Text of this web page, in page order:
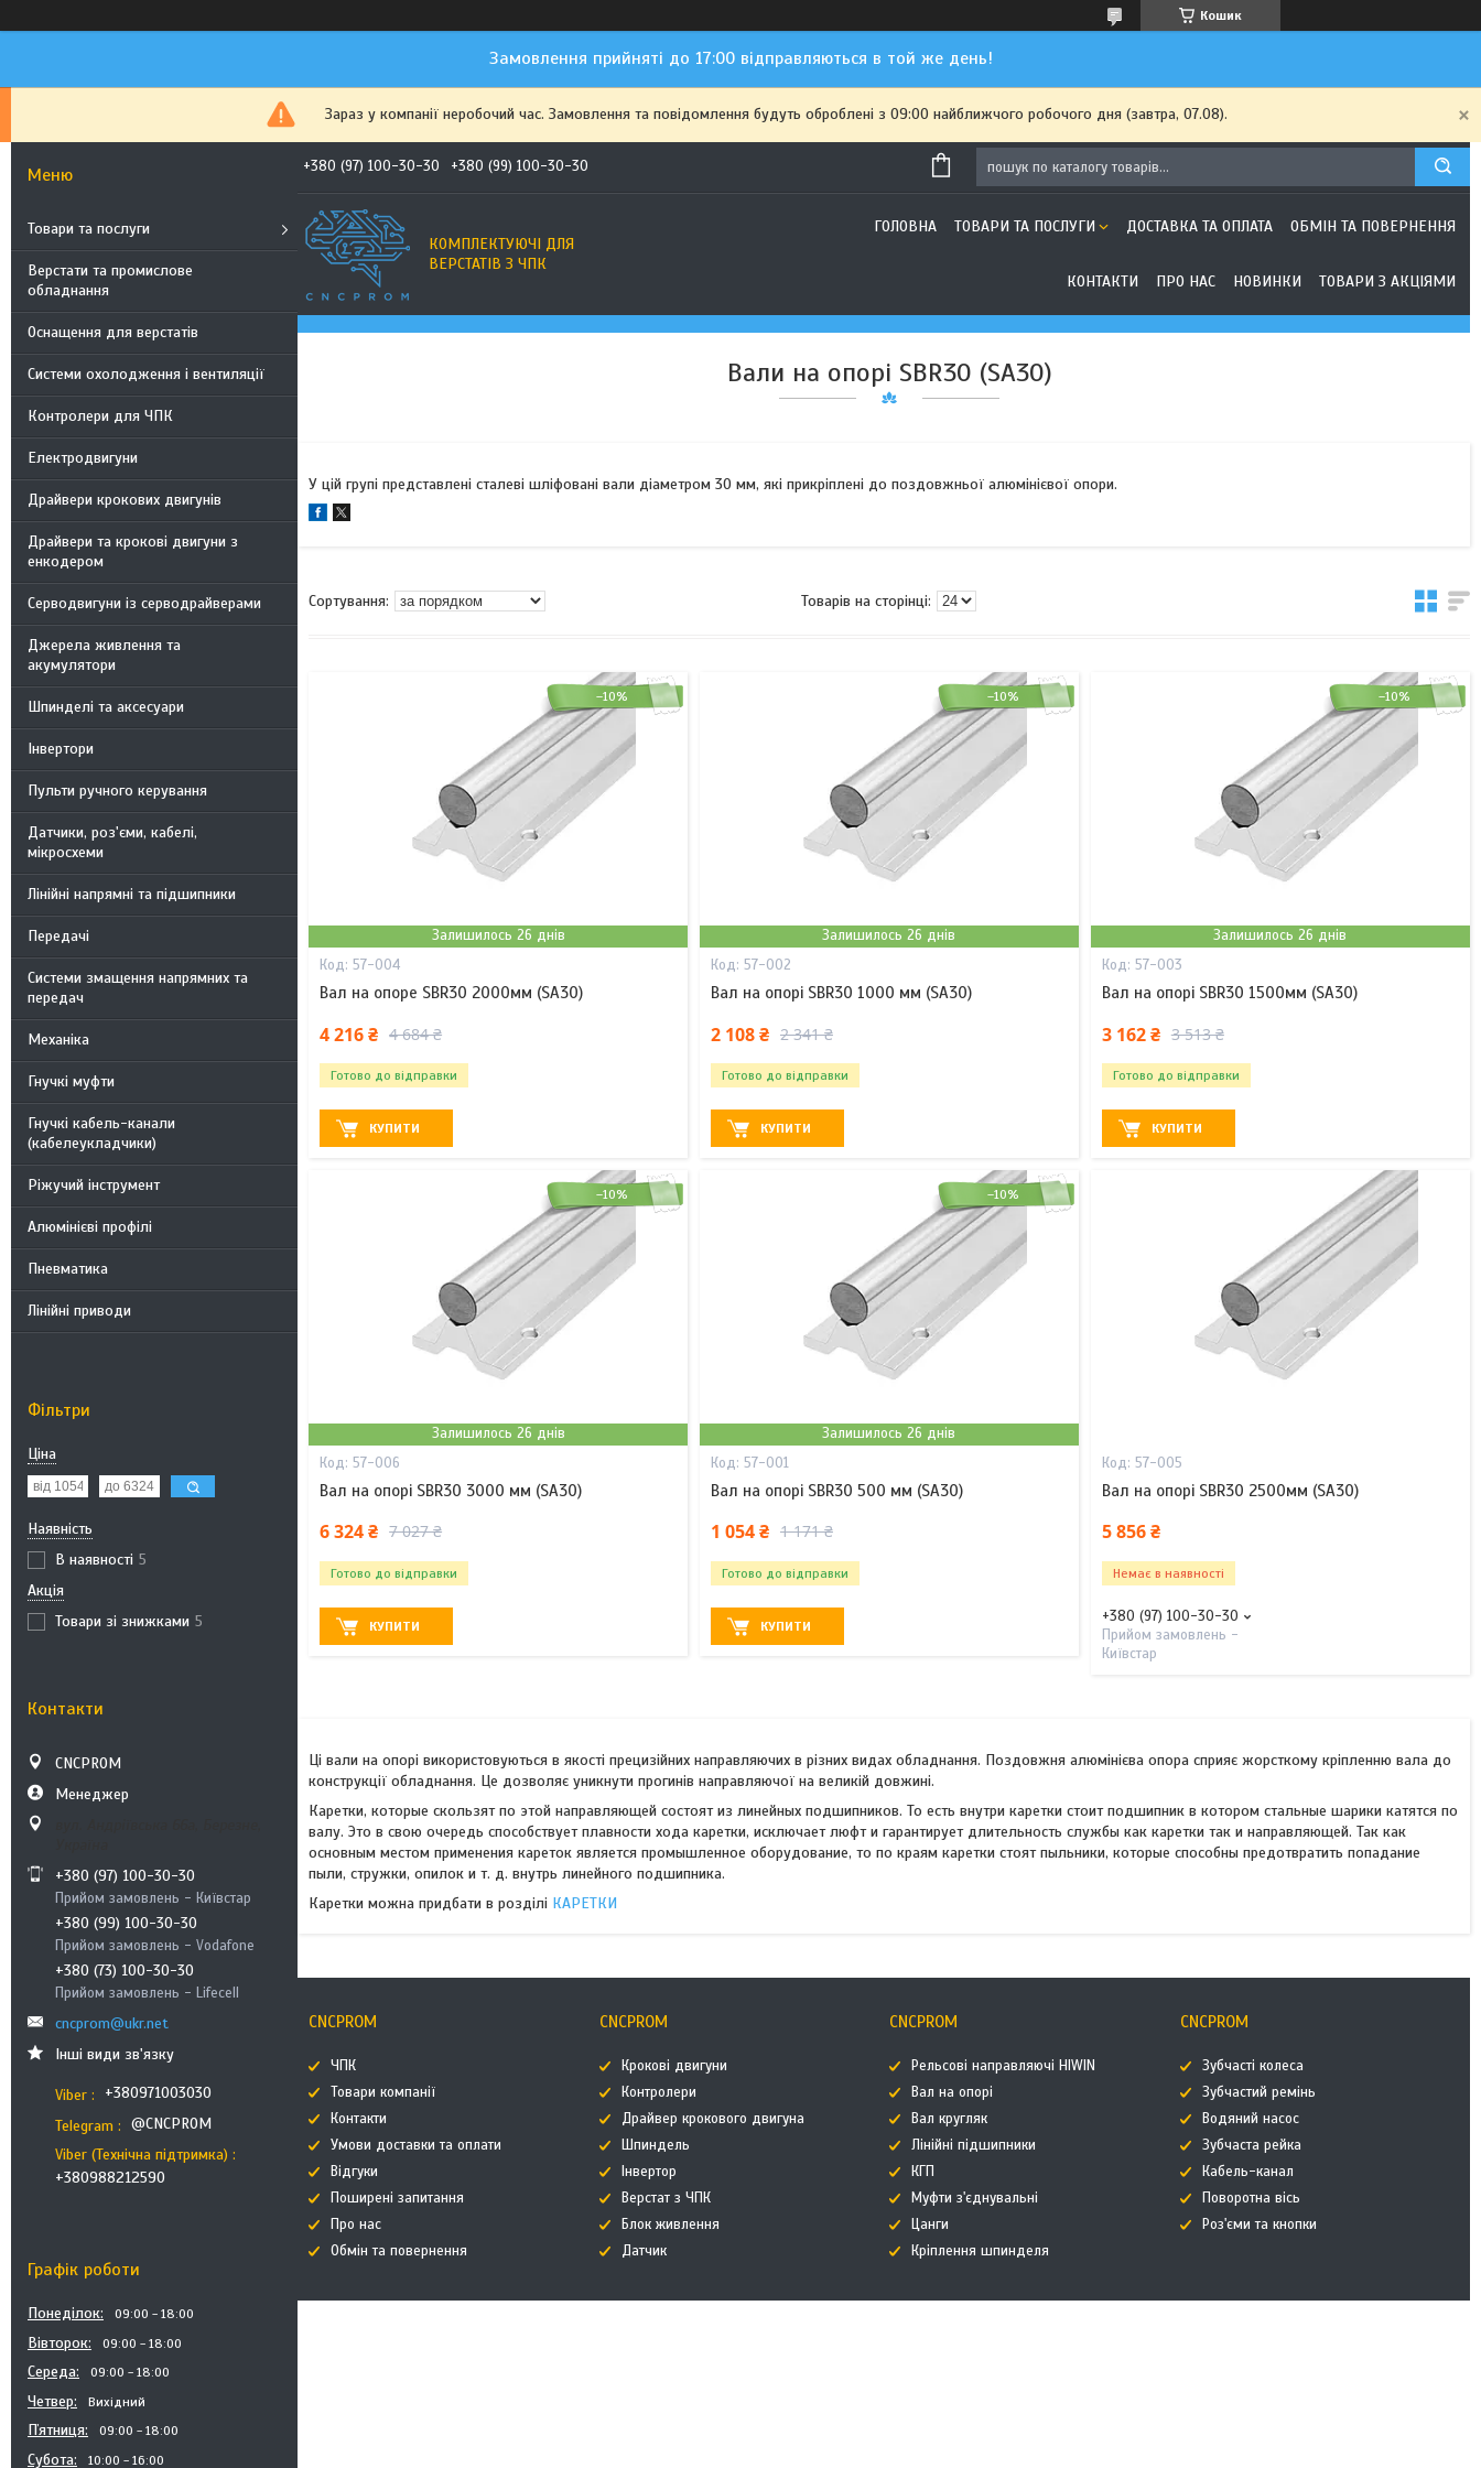
Кошик
Замовлення прийняті до 17:00 відправляються в той же день!
Зараз у компанії неробочий час. Замовлення та повідомлення будуть оброблені з 09:00 найближчого робочого дня (завтра, 07.08).
Товари та послуги
Верстати та промислове
обладнання
Оснащення для верстатів
Системи охолодження і вентиляції
Контролери для ЧПК
Електродвигуни
Драйвери крокових двигунів
Драйвери та крокові двигуни з
енкодером
Серводвигуни із серводрайверами
Джерела живлення та
акумулятори
Шпинделі та аксесуари
Інвертори
Пульти ручного керування
Датчики, роз'єми, кабелі,
мікросхеми
Лінійні напрямні та підшипники
Передачі
Системи змащення напрямних та
передач
Механіка
Гнучкі муфти
Гнучкі кабель-канали
(кабелеукладчики)
Ріжучий інструмент
Алюмінієві профілі
Пневматика
Лінійні приводи
Фільтри
Ціна
Наявність
В наявності 5
Акція
Товари зі знижками 5
Контакти
CNCPROM
Менеджер
+380 (97) 100-30-30
Прийом замовлень - Київстар
+380 (99) 100-30-30
Прийом замовлень - Vodafone
+380 (73) 100-30-30
Прийом замовлень - Lifecell
cncprom@ukr.net
Інші види зв'язку
Viber
+380971003030
Telegram
@CNCPROM
Viber (Технічна підтримка)
+380988212590
Графік роботи
Понеділок 09:00 18:00
Вівторок 09:00 18:00
Середа 09:00 18:00
Четвер Вихідний
Пʼятниця 09:00 18:00
Субота 10:00 16:00
+380 (97) 100-30-30 +380 (99) 100-30-30
КОМПЛЕКТУЮЧІ ДЛЯ
ВЕРСТАТІВ З ЧПК
ГОЛОВНА ТОВАРИ ТА ПОСЛУГИ ДОСТАВКА ТА ОПЛАТА ОБМІН ТА ПОВЕРНЕННЯ
КОНТАКТИ ПРО НАС НОВИНКИ ТОВАРИ З АКЦІЯМИ
Вали на опорі SBR30 (SA30)
У цій групі представлені сталеві шліфовані вали діаметром 30 мм, які прикріплені до поздовжньої алюмінієвої опори.
–10%
Залишилось 26 днів
57-004
Вал на опоре SBR30 2000мм (SA30)
4 216 ₴ 4 684 ₴
Готово до відправки
КУПИТИ
–10%
Залишилось 26 днів
57-002
Вал на опорі SBR30 1000 мм (SA30)
2 108 ₴ 2 341 ₴
Готово до відправки
КУПИТИ
–10%
Залишилось 26 днів
57-003
Вал на опорі SBR30 1500мм (SA30)
3 162 ₴ 3 513 ₴
Готово до відправки
КУПИТИ
–10%
Залишилось 26 днів
57-006
Вал на опорі SBR30 3000 мм (SA30)
6 324 ₴ 7 027 ₴
Готово до відправки
КУПИТИ
–10%
Залишилось 26 днів
57-001
Вал на опорі SBR30 500 мм (SA30)
1 054 ₴ 1 171 ₴
Готово до відправки
КУПИТИ
57-005
Вал на опорі SBR30 2500мм (SA30)
5 856 ₴
Немає в наявності
+380 (97) 100-30-30
Прийом замовлень -
Київстар
Ці вали на опорі використовуються в якості прецизійних направляючих в різних видах обладнання. Поздовжня алюмінієва опора сприяє жорсткому кріпленню вала до
конструкції обладнання. Це дозволяє уникнути прогинів направляючої на великій довжині.
Каретки, которые скользят по этой направляющей состоят из линейных подшипников. То есть внутри каретки стоит подшипник в котором стальные шарики катятся по
валу. Это в свою очередь способствует плавности хода каретки, исключает люфт и гарантирует длительность службы как каретки так и направляющей. Так как
основным местом применения кареток является промышленное оборудование, то по краям каретки стоят пыльники, которые способны предотвратить попадание
пыли, стружки, опилок и т. д. внутрь линейного подшипника.
Каретки можна придбати в розділі КАРЕТКИ
CNCPROM
ЧПК
Товари компанії
Контакти
Умови доставки та оплати
Відгуки
Поширені запитання
Про нас
Обмін та повернення
CNCPROM
Крокові двигуни
Контролери
Драйвер крокового двигуна
Шпиндель
Інвертор
Верстат з ЧПК
Блок живлення
Датчик
CNCPROM
Рельсові направляючі HIWIN
Вал на опорі
Вал кругляк
Лінійні підшипники
КГП
Муфти з'єднувальні
Цанги
Кріплення шпинделя
CNCPROM
Зубчасті колеса
Зубчастий ремінь
Водяний насос
Зубчаста рейка
Кабель-канал
Поворотна вісь
Роз'єми та кнопки